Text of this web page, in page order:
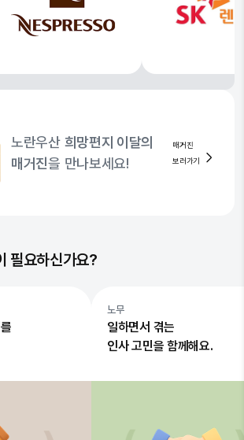
노란우산 희망편지 이달의
매거진을 만나보세요!
매거진
보러가기
필요하신가요?
노무
일하면서 겪는
인사 고민을 함께해요.